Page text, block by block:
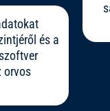
és a
orvos